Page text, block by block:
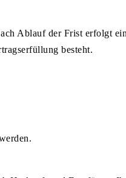
Ablauf der Frist erfolgt
besteht.